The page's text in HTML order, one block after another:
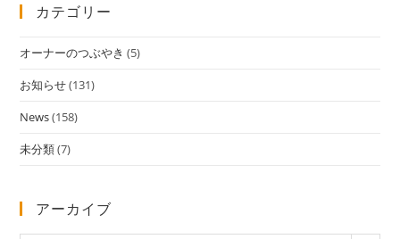
カテゴリー
オーナーのつぶやき (5)
お知らせ(131)
News(158)
未分類(7)
アーカイブ